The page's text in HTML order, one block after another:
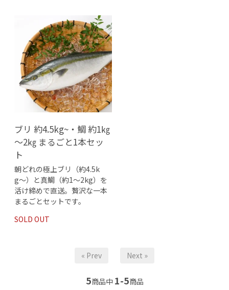
ブリ 約4.5kg~・鯛 約1㎏
～2㎏ まるごと1本セッ
ト
朝どれの極上ブリ（約4.5k
g〜）と真鯛（約1〜2kg）を
活け締めで直送。贅沢な一本
まるごとセットです。
SOLD OUT
« Prev Next »
5商品中 1-5商品